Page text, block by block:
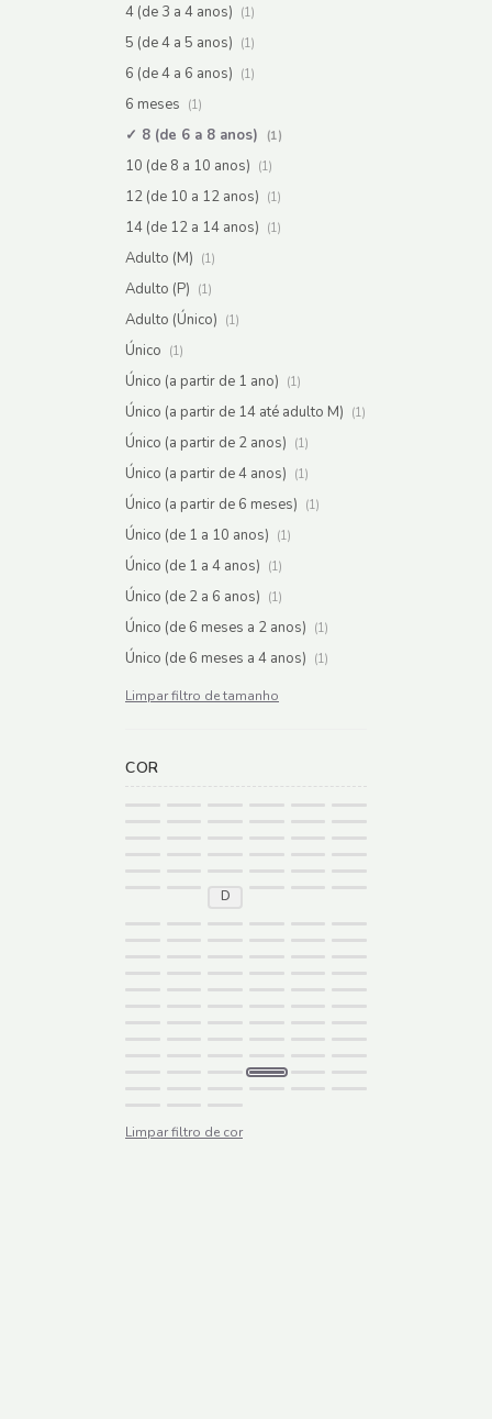
4 (de 3 a 4 anos) (1)
5 (de 4 a 5 anos) (1)
6 (de 4 a 6 anos) (1)
6 meses (1)
8 (de 6 a 8 anos) (1)
10 (de 8 a 10 anos) (1)
12 (de 10 a 12 anos) (1)
14 (de 12 a 14 anos) (1)
Adulto (M) (1)
Adulto (P) (1)
Adulto (Único) (1)
Único (1)
Único (a partir de 1 ano) (1)
Único (a partir de 14 até adulto M) (1)
Único (a partir de 2 anos) (1)
Único (a partir de 4 anos) (1)
Único (a partir de 6 meses) (1)
Único (de 1 a 10 anos) (1)
Único (de 1 a 4 anos) (1)
Único (de 2 a 6 anos) (1)
Único (de 6 meses a 2 anos) (1)
Único (de 6 meses a 4 anos) (1)
Limpar filtro de tamanho
COR
D
Limpar filtro de cor